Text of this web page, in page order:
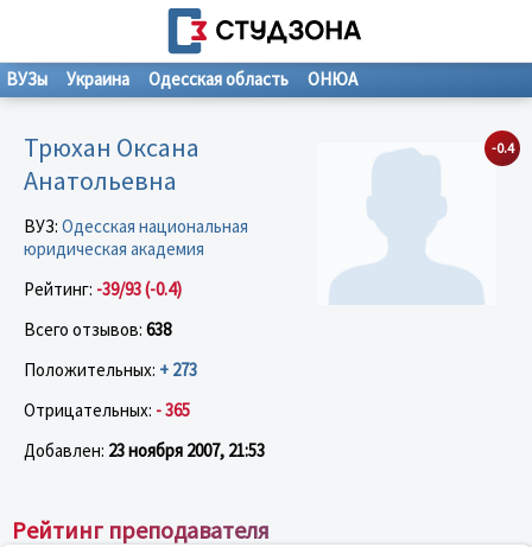
ВУЗы Украина Одесская область ОНЮА
-0.4
Трюхан Оксана
Анатольевна
ВУЗ: Одесская национальная
юридическая академия
Рейтинг: -39/93 (-0.4)
Всего отзывов: 638
Положительных: + 273
Отрицательных: - 365
Добавлен: 23 ноября 2007, 21:53
Рейтинг преподавателя